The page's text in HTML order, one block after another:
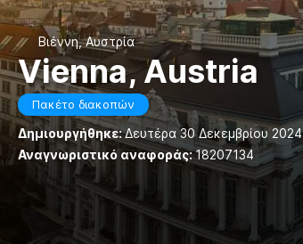
Βιέννη, Αυστρία
Vienna, Austria
Πακέτο διακοπών
Δημιουργήθηκε:Δευτέρα 30 Δεκεμβρίου 2024
Αναγνωριστικό αναφοράς:18207134